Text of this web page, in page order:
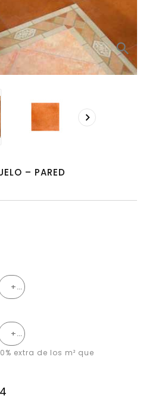
search

– PARED
+
+
extra de los m² que